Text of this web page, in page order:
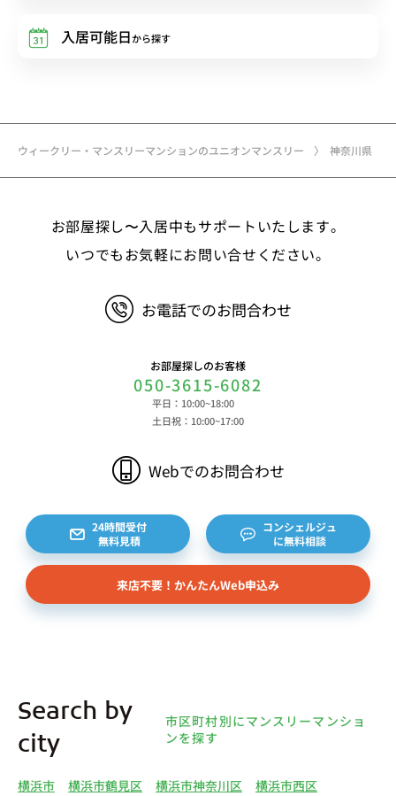
ウィークリー・マンスリーマンションのユニオンマンスリー 神奈川県
入居可能日から探す
お部屋探し〜入居中もサポートいたします。
いつでもお気軽にお問い合せください。
お電話でのお問合わせ
お部屋探しのお客様
050-3615-6082
平日：10:00~18:00
土日祝：10:00~17:00
Webでのお問合わせ
24時間受付
無料見積
コンシェルジュ
に無料相談
来店不要！かんたんWeb申込み
Search by
city
市区町村別にマンスリーマンショ
ンを探す
横浜市 横浜市鶴見区 横浜市神奈川区
横浜市西区